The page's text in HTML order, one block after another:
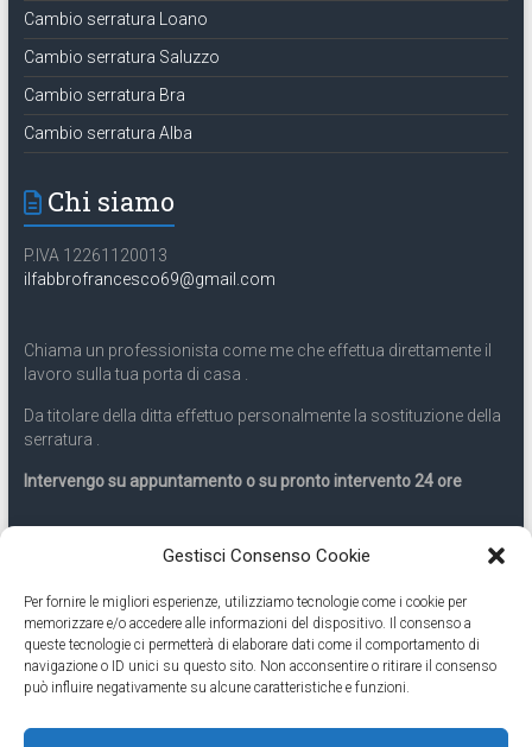
Gestisci Consenso Cookie
Per fornire le migliori esperienze, utilizziamo tecnologie come i cookie per
memorizzare e/o accedere alle informazioni del dispositivo. Il consenso a
queste tecnologie ci permetterà di elaborare dati come il comportamento di
navigazione o ID unici su questo sito. Non acconsentire o ritirare il consenso
può influire negativamente su alcune caratteristiche e funzioni.
Cambio serratura Loano
Cambio serratura Saluzzo
Cambio serratura Bra
Cambio serratura Alba
Chi siamo
P.IVA 12261120013
ilfabbrofrancesco69@gmail.com
Chiama un professionista come me che effettua direttamente il
lavoro sulla tua porta di casa .
Da titolare della ditta effettuo personalmente la sostituzione della
serratura .
Intervengo su appuntamento o su pronto intervento 24 ore
Servizio 24 ore
Cell331.9899963
Eseguiamo anche lavori di apertura porte pronto intervento 24
ore